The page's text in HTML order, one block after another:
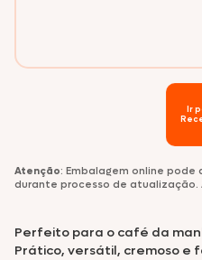
Ir
Atenção: Embalagem online
durante processo de atualização.
Perfeito para o café da
Prático, versátil, cremoso e